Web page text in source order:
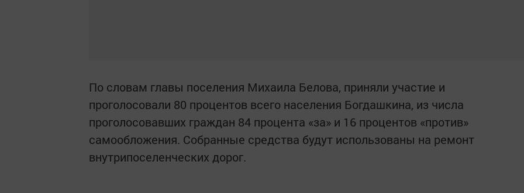
По словам главы поселения Михаила Белова, приняли участие и
проголосовали 80 процентов всего населения Богдашкина, из числа
проголосовавших граждан 84 процента «за» и 16 процентов «против»
самообложения. Собранные средства будут использованы на ремонт
внутрипоселенческих дорог.